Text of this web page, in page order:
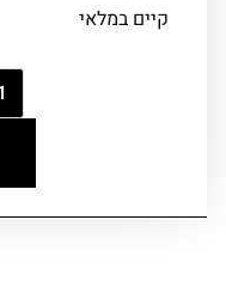
קיים במלאי